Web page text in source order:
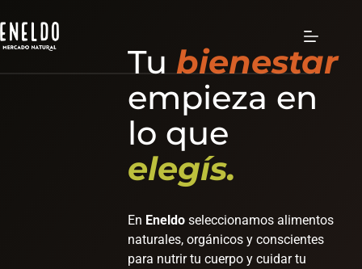
to
content
Tu bienestar
empieza en
lo que
elegís.
En Eneldo seleccionamos alimentos
naturales, orgánicos y conscientes
para nutrir tu cuerpo y cuidar tu